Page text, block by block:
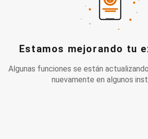
Estamos mejorando tu
Algunas funciones se están
nuevamente en algunos